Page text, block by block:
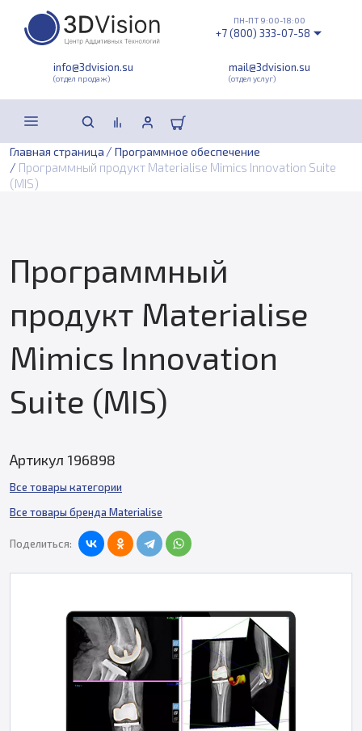
info@3dvision.su
(отдел продаж)
mail@3dvision.su
(отдел услуг)
ПН-ПТ 9:00-18:00
+7 (800) 333-07-58
Главная страница / Программное обеспечение
/ Программный продукт Materialise Mimics Innovation Suite
(MIS)
Программный
продукт Materialise
Mimics Innovation
Suite (MIS)
Артикул 196898
Все товары категории
Все товары бренда Materialise
Поделиться: